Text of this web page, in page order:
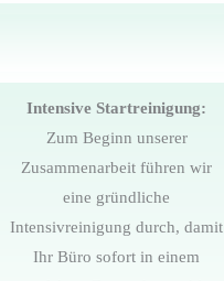
Intensive Startreinigung:
Zum Beginn unserer
Zusammenarbeit führen wir
eine gründliche
Intensivreinigung durch, damit
Ihr Büro sofort in einem